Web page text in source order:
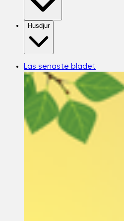
Husdjur
Läs senaste bladet